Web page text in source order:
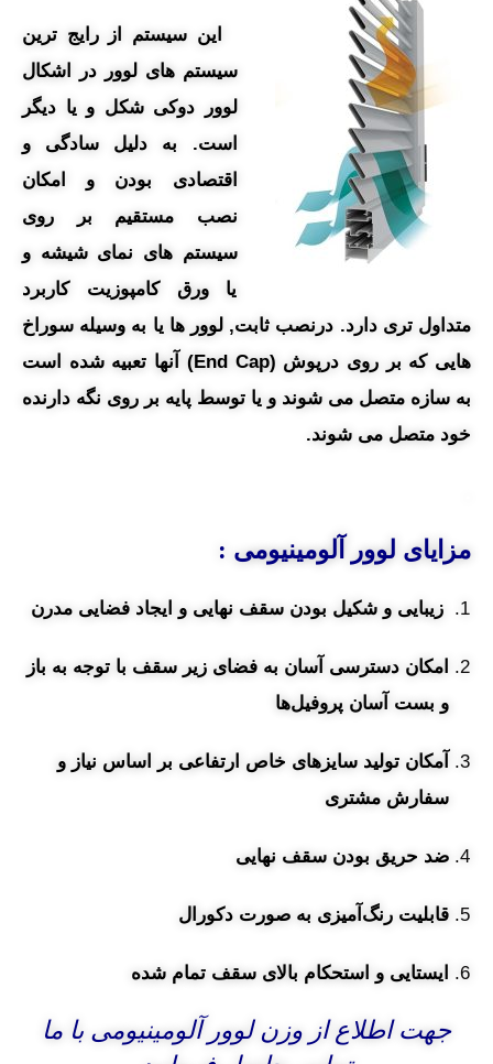
این سیستم از رایج ترین
سیستم های لوور در اشکال
لوور دوکی شکل و یا دیگر
است. به دلیل سادگی و
اقتصادی بودن و امکان
نصب مستقیم بر روی
سیستم های نمای شیشه و
یا ورق کامپوزیت کاربرد
متداول تری دارد. درنصب ثابت, لوور ها یا به وسیله سوراخ
هایی که بر روی درپوش (End Cap) آنها تعبیه شده است
به سازه متصل می شوند و یا توسط پایه بر روی نگه دارنده
خود متصل می شوند.
مزایای لوور آلومینیومی :
زیبایی و شکیل بودن سقف نهایی و ایجاد فضایی مدرن
امکان دسترسی آسان به فضای زیر سقف با توجه به باز
و بست آسان پروفیل‌ها
آمکان تولید سایزهای خاص ارتفاعی بر اساس نیاز و
سفارش مشتری
ضد حریق بودن سقف نهایی
قابلیت رنگ‌آمیزی به صورت دکورال
ایستایی و استحکام بالای سقف تمام شده
جهت اطلاع از وزن لوور آلومینیومی با ما